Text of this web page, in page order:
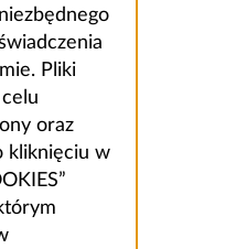
Pliki
oraz
kliknięciu w